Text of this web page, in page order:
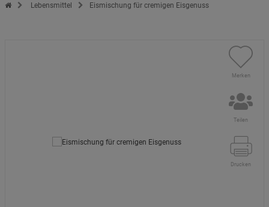
Zur Startseite des Kopp Verlag Online-Shop
Lebensmittel Eismischung für cremigen Eisgenuss
Merken
Teilen
Drucken